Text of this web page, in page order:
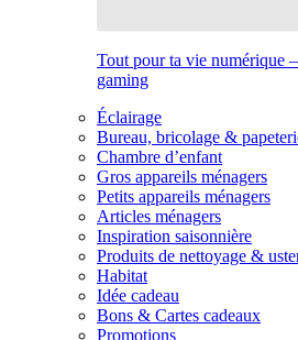
Tout pour ta vie numérique
gaming
Éclairage
Bureau, bricolage &
Chambre d’enfant
Gros appareils ménagers
Petits appareils ménagers
Articles ménagers
Inspiration saisonnière
Produits de nettoyage &
Habitat
Idée cadeau
Bons & Cartes cadeaux
Promotions